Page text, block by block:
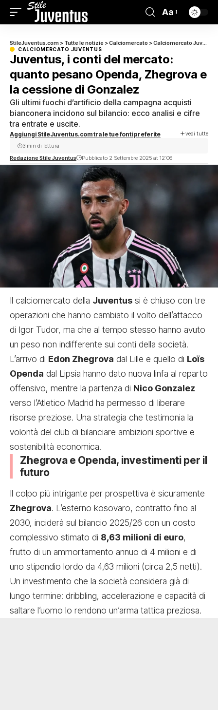
Aa
StileJuventus.com > Tutte le notizie >Calciomercato >Calciomercato Juventus
CALCIOMERCATO JUVENTUS
Juventus, i conti del mercato:
quanto pesano Openda, Zhegrova e
la cessione di Gonzalez
Gli ultimi fuochi d’artificio della campagna acquisti
bianconera incidono sul bilancio: ecco analisi e cifre
tra entrate e uscite.
Aggiungi StileJuventus.com tra le tue fonti preferite vedi tutte
Redazione Stile Juventus Pubblicato 2 Settembre 2025 at 12:06
3 min di lettura
Il calciomercato della Juventus si è chiuso con tre
operazioni che hanno cambiato il volto dell’attacco
di Igor Tudor, ma che al tempo stesso hanno avuto
un peso non indifferente sui conti della società.
L’arrivo di Edon Zhegrova dal Lille e quello di Loïs
Openda dal Lipsia hanno dato nuova linfa al reparto
offensivo, mentre la partenza di Nico Gonzalez
verso l’Atletico Madrid ha permesso di liberare
risorse preziose. Una strategia che testimonia la
volontà del club di bilanciare ambizioni sportive e
sostenibilità economica.
Zhegrova e Openda, investimenti per il
futuro
Il colpo più intrigante per prospettiva è sicuramente
Zhegrova. L’esterno kosovaro, contratto fino al
2030, inciderà sul bilancio 2025/26 con un costo
complessivo stimato di 8,63 milioni di euro,
frutto di un ammortamento annuo di 4 milioni e di
uno stipendio lordo da 4,63 milioni (circa 2,5 netti).
Un investimento che la società considera già di
lungo termine: dribbling, accelerazione e capacità di
saltare l’uomo lo rendono un’arma tattica preziosa.